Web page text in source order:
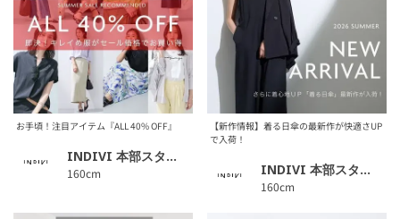
お手頃！注目アイテム『ALL 40% OFF』
INDIVI 本部スタッフ
160cm
【新作情報】着る日傘の最新作が快適さUP
で入荷！
INDIVI 本部スタッフ
160cm